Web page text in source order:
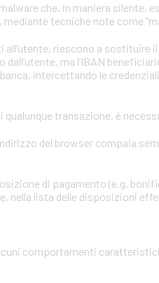
che, in maniera silente,
tecniche note come
all’utente, riescono a
ma l’IBAN
intercettando le
qualunque transazione, è
del browser compaia
di pagamento (e.g.
nella lista delle disposizioni
comportamenti